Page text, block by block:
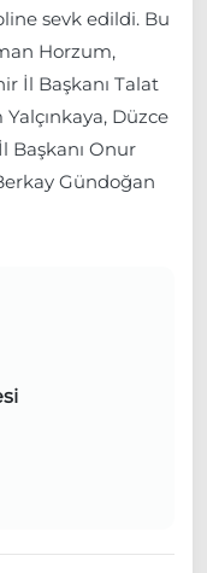
sevk edildi. Bu
Horzum,
İl Başkanı Talat
Yalçınkaya, Düzce
Başkanı Onur
Gündoğan